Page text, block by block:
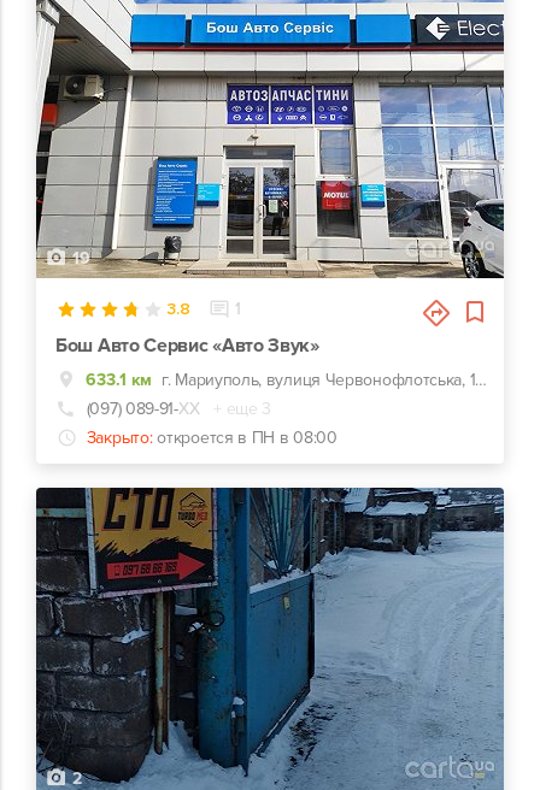
19
3.8 1
Бош Авто Сервис «Авто Звук»
633.1 км
г. Мариуполь, вулиця Червонофлотська, 127а, Конечная троллейбуса №1
(097) 089-91-ХХ
+ еще 3
Закрыто: откроется в ПН в 08:00
2